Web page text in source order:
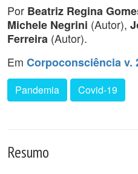
Por Beatriz Regina
Michele Negrini (Autor),
Ferreira (Autor).
Em Corpoconsciência v.
Pandemia Covid-19
Resumo